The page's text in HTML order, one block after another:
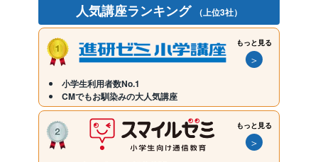
人気講座ランキング （上位3社）
もっと見る
＞
小学生利用者数No.1
CMでもお馴染みの大人気講座
もっと見る
＞